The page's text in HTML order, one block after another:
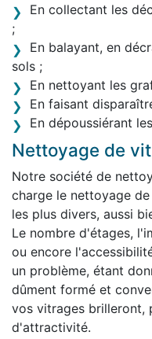
En collectant les
;
En balayant, en
sols ;
En nettoyant les
En faisant
En dépoussiérant
Nettoyage de
Notre société de
charge le nettoyage
les plus divers, aussi
Le nombre d'étages,
ou encore
un problème, étant
dûment formé et
vos vitrages brilleront,
d'attractivité.